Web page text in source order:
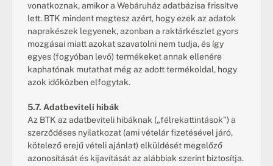
vonatkoznak, amikor a Webáruház adatbázisa frissítve
lett. BTK mindent megtesz azért, hogy ezek az adatok
naprakészek legyenek, azonban a raktárkészlet gyors
mozgásai miatt azokat szavatolni nem tudja, és így
egyes (fogyóban levő) termékeket annak ellenére
kaphatónak mutathat még az adott termékoldal, hogy
azok időközben elfogytak.
5.7. Adatbeviteli hibák
Az BTK az adatbeviteli hibáknak („félrekattintások”) a
szerződéses nyilatkozat (ami vételár fizetésével járó,
kötelező erejű vételi ajánlat) elküldését megelőző
azonosítását és kijavítását az alábbiak szerint biztosítja.